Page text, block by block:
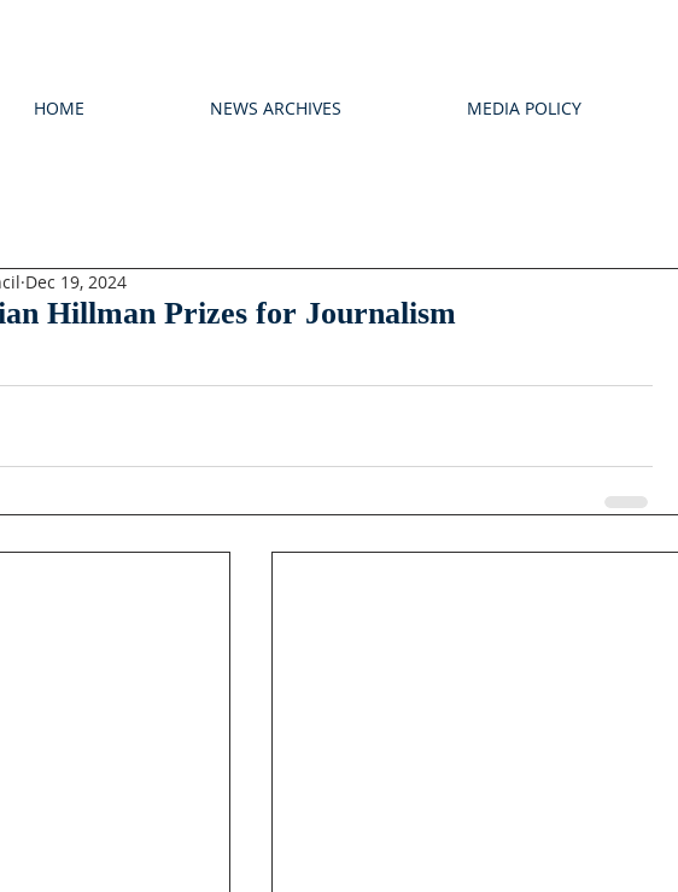
HOME NEWS ARCHIVES MEDIA POLICY
Hillman Prizes for Journalism
Dec 19, 2024